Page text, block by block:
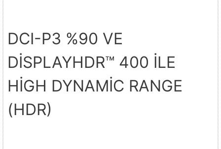
DCI-P3 %90 VE
DİSPLAYHDR™ 400 İLE
HİGH DYNAMİC RANGE
(HDR)